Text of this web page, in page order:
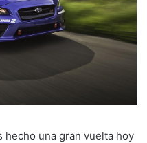
hecho una gran vuelta hoy